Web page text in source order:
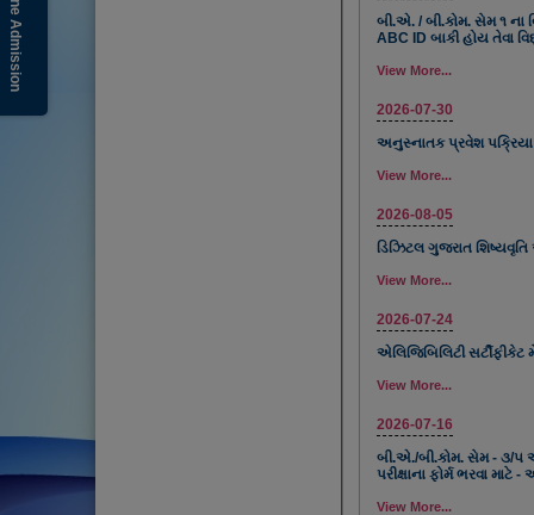
Online Admission
બી.એ. / બી.કોમ. સેમ ૧ ના
ABC ID બાકી હોય તેવા
View More...
2026-07-30
અનુસ્નાતક પ્રવેશ
View More...
2026-08-05
ડિઝિટલ ગુજરાત
View More...
2026-07-24
એલિજિબિલિટી
View More...
2026-07-16
બી.એ./બી.કોમ. સેમ - ૩/
પરીક્ષાના ફોર્મ ભરવા
View More...